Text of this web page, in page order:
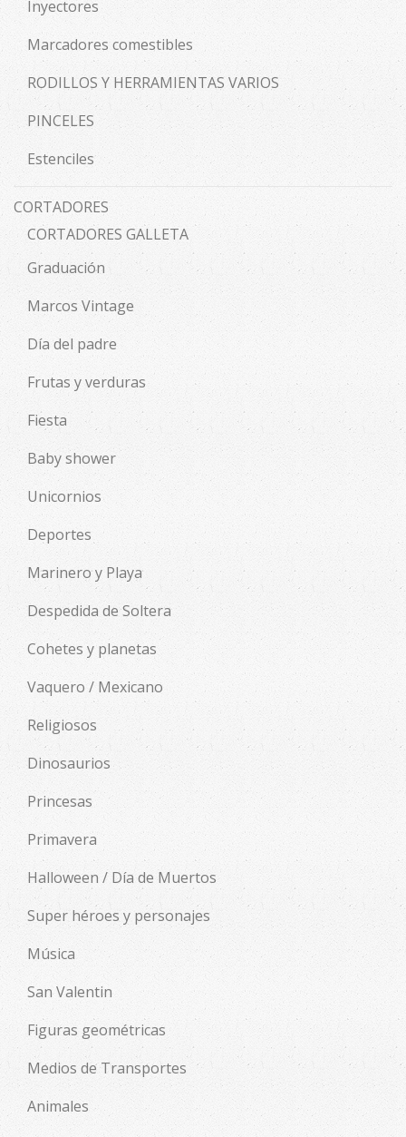
Inyectores
Marcadores comestibles
RODILLOS Y HERRAMIENTAS VARIOS
PINCELES
Estenciles
CORTADORES
CORTADORES GALLETA
Graduación
Marcos Vintage
Día del padre
Frutas y verduras
Fiesta
Baby shower
Unicornios
Deportes
Marinero y Playa
Despedida de Soltera
Cohetes y planetas
Vaquero / Mexicano
Religiosos
Dinosaurios
Princesas
Primavera
Halloween / Día de Muertos
Super héroes y personajes
Música
San Valentin
Figuras geométricas
Medios de Transportes
Animales